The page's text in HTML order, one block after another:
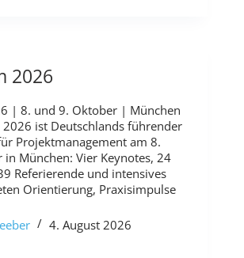
2026
| 8. und 9. Oktober | München
2026 ist Deutschlands führender
Projektmanagement am 8.
München: Vier Keynotes, 24
Referierende und intensives
Orientierung, Praxisimpulse
4. August 2026